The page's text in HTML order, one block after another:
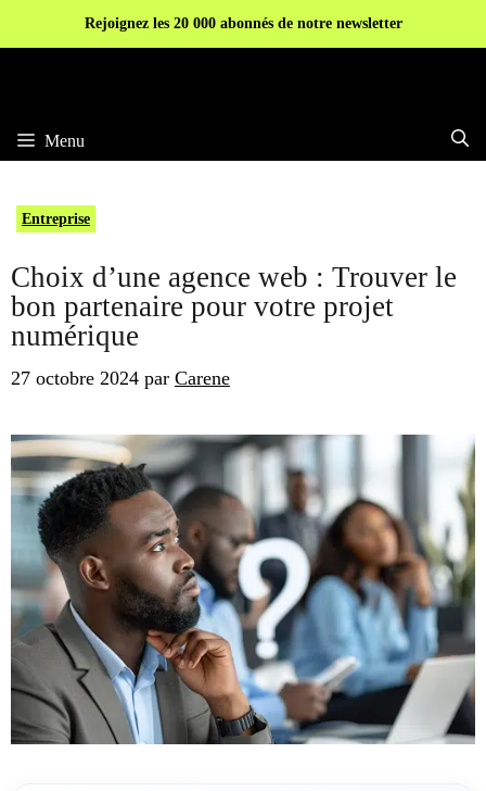
Rejoignez les 20 000 abonnés de notre newsletter
Menu
Entreprise
Choix d’une agence web : Trouver le
bon partenaire pour votre projet
numérique
27 octobre 2024 par Carene